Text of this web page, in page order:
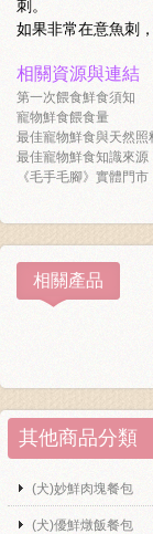
刺。
如果非常在意魚刺
相關資源與連結
第一次餵食鮮食須知
寵物鮮食餵食量
最佳寵物鮮食與天然
最佳寵物鮮食知識來
《毛手毛腳》實體門
相關產品
其他商品分類
(犬)妙鮮肉塊餐包
(犬)優鮮燉飯餐包